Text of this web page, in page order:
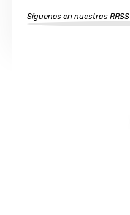
Síguenos en nuestras RRSS